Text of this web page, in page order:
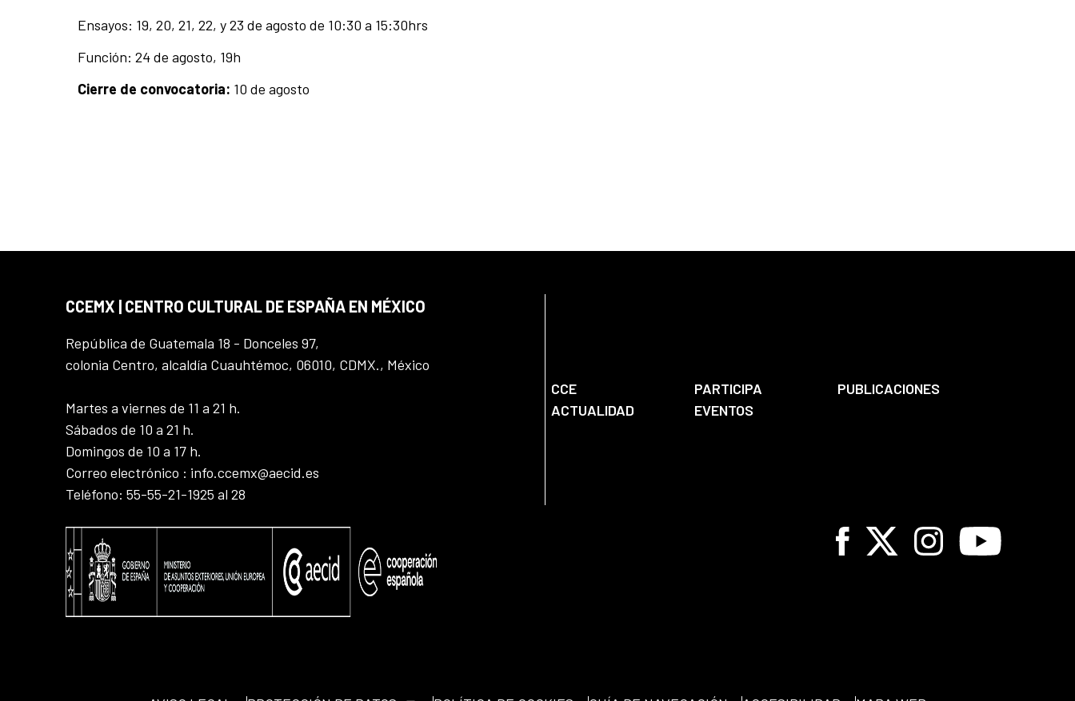
Ensayos: 19, 20, 21, 22, y 23 de agosto de 10:30 a 15:30hrs
Función: 24 de agosto, 19h
Cierre de convocatoria: 10 de agosto
CCEMX | CENTRO CULTURAL DE ESPAÑA EN MÉXICO
República de Guatemala 18 - Donceles 97,
colonia Centro, alcaldía Cuauhtémoc, 06010, CDMX., México
Martes a viernes de 11 a 21 h.
Sábados de 10 a 21 h.
Domingos de 10 a 17 h.
Correo electrónico : info.ccemx@aecid.es
Teléfono: 55-55-21-1925 al 28
CCE PARTICIPA
PUBLICACIONES
ACTUALIDAD
EVENTOS
Facebook
X InstagramYoutube